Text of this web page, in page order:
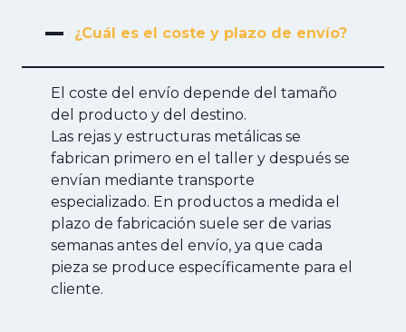
¿Cuál es el coste y plazo de envío?
El coste del envío depende del tamaño
del producto y del destino.
Las rejas y estructuras metálicas se
fabrican primero en el taller y después se
envían mediante transporte
especializado. En productos a medida el
plazo de fabricación suele ser de varias
semanas antes del envío, ya que cada
pieza se produce específicamente para el
cliente.